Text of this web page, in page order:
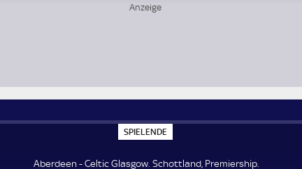
SPIELENDE
P
E
Aberdeen - Celtic Glasgow. Schottland, Premiership.